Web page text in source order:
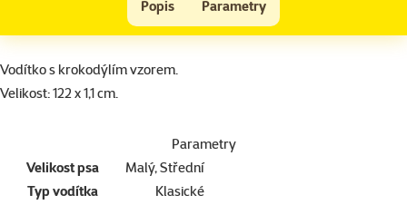
Vodítko AVENUE Petite fialové 122cm
Popis Parametry
Na začátek stránky
superzoo.product.detail.content
Vodítko s krokodýlím vzorem.
Velikost: 122 x 1,1 cm.
Parametry
Velikost psa
Malý, Střední
Typ vodítka
Klasické